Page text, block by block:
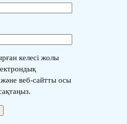
келесі жолы
веб-сайтты осы